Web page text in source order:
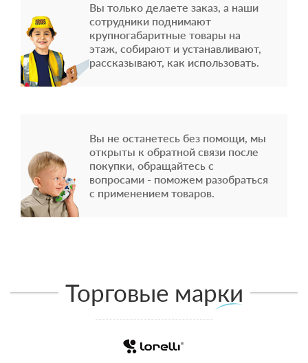
Вы только делаете заказ, а наши
сотрудники поднимают
крупногабаритные товары на
этаж, собирают и устанавливают,
рассказывают, как использовать.
Вы не останетесь без помощи, мы
открыты к обратной связи после
покупки, обращайтесь с
вопросами - поможем разобраться
с применением товаров.
Торговые марки